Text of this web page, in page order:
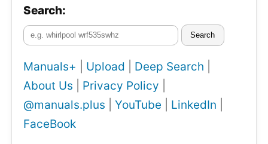
Search:
Search
Manuals+ Upload Deep Search
About Us
Privacy Policy
@manuals.plus
YouTube LinkedIn
FaceBook